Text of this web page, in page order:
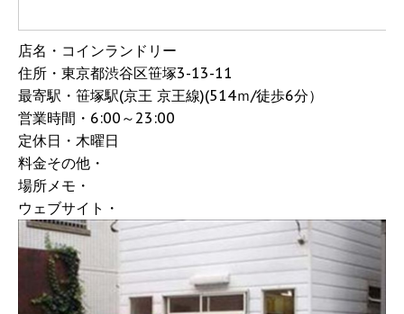
店名・コインランドリー
住所・東京都渋谷区笹塚3-13-11
最寄駅・笹塚駅(京王 京王線)(514ｍ/徒歩6分）
営業時間・6:00～23:00
定休日・木曜日
料金その他・
場所メモ・
ウェブサイト・